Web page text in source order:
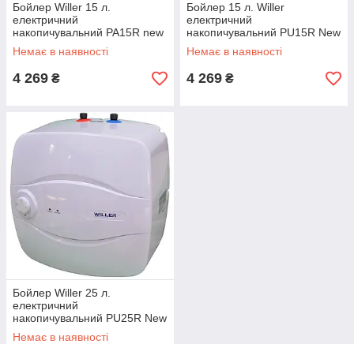
Бойлер Willer 15 л.
електричний
накопичувальний PA15R new
optima mini
Немає в наявності
4 269 ₴
Бойлер 15 л. Willer
електричний
накопичувальний PU15R New
optima mini
Немає в наявності
4 269 ₴
Бойлер Willer 25 л.
електричний
накопичувальний PU25R New
optima mini
Немає в наявності